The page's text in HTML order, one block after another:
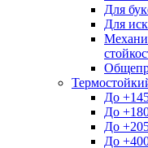
Для
Для
До
До
До
До